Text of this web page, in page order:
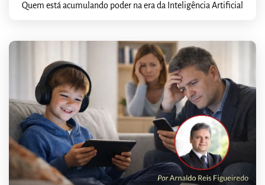
Quem está acumulando poder na era da Inteligência Artificial